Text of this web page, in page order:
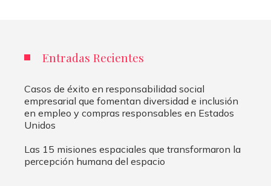
Entradas Recientes
Casos de éxito en responsabilidad social
empresarial que fomentan diversidad e inclusión
en empleo y compras responsables en Estados
Unidos
Las 15 misiones espaciales que transformaron la
percepción humana del espacio